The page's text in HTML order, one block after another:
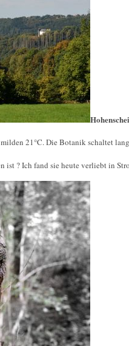
21°C. Die Botanik schaltet
ist ? Ich fand sie heute verliebt in